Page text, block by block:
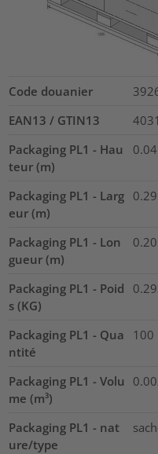
Code douanier
EAN13 / GTIN13
Packaging PL1 - Hau
teur (m)
0.04
Packaging PL1 - Larg
eur (m)
Packaging PL1 - Lon
gueur (m)
Packaging PL1 - Poid
s (KG)
Packaging PL1 - Qua
ntité
100
Packaging PL1 - Volu
me (m³)
Packaging PL1 - nat
ure/type